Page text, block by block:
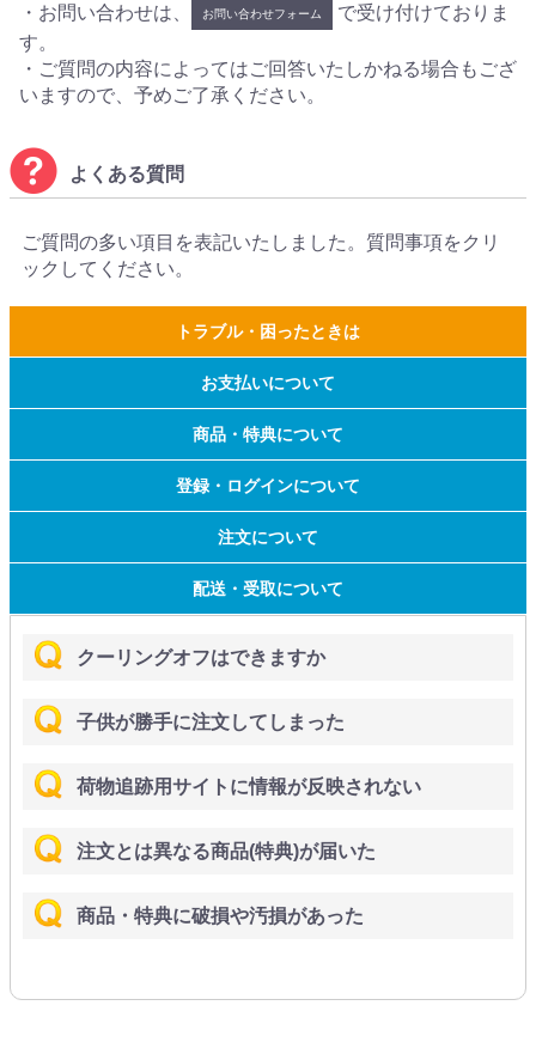
・お問い合わせは、
お問い合わせフォーム
で受け付けておりま
す。
・ご質問の内容によってはご回答いたしかねる場合もござ
いますので、予めご了承ください。
よくある質問
ご質問の多い項目を表記いたしました。質問事項をクリ
ックしてください。
トラブル・困ったときは
お支払いについて
商品・特典について
登録・ログインについて
注文について
配送・受取について
クーリングオフはできますか
子供が勝手に注文してしまった
荷物追跡用サイトに情報が反映されない
注文とは異なる商品(特典)が届いた
商品・特典に破損や汚損があった